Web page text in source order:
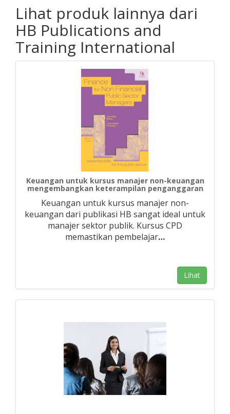
Lihat produk lainnya dari
HB Publications and
Training International
Keuangan untuk kursus manajer non-keuangan
mengembangkan keterampilan penganggaran
Keuangan untuk kursus manajer non-
keuangan dari publikasi HB sangat ideal untuk
manajer sektor publik. Kursus CPD
memastikan pembelajar…
Lihat